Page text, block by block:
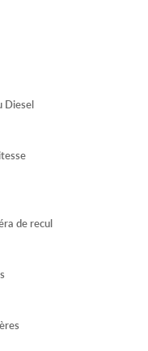
Diesel
de recul